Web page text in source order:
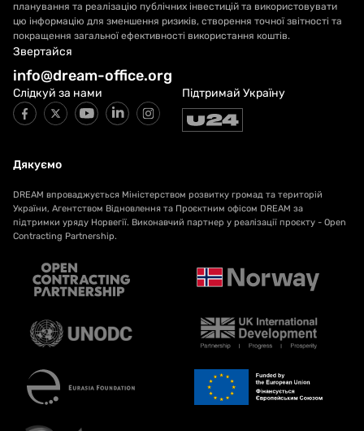
планування та реалізацію публічних інвестицій та використовувати
цю інформацію для зменшення ризиків, створення точної звітності та
покращення загальної ефективності використання коштів.
Звертайся
info@dream-office.org
Слідкуй за нами Підтримай Україну
Дякуємо
DREAM впроваджується Міністерством розвитку громад та територій
України, Агентством Відновлення та Проєктним офісом DREAM за
підтримки уряду Норвегії. Виконавчий партнер у реалізації проєкту - Open
Contracting Partnership.